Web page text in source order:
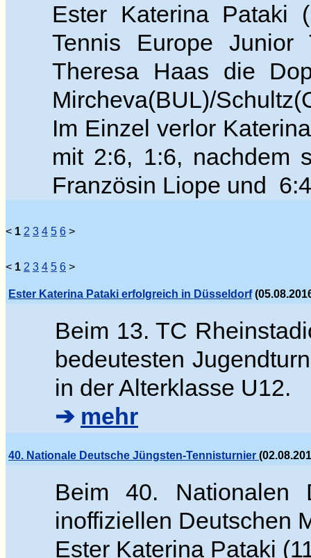
Ester Katerina Pataki
Tennis Europe Junior
Theresa Haas die
Mircheva(BUL)/
Im Einzel verlor
mit 2:6, 1:6, nachdem
Französin Liope und
< 1 2 3 4 5 6 >
< 1 2 3 4 5 6 >
Ester Katerina Pataki erfolgreich in Düsseldorf
Beim 13. TC
bedeutesten
in der Alterklasse U12.
➔ mehr
40. Nationale Deutsche Jüngsten-Tennisturnier
Beim 40. Nationalen
inoffiziellen Deutschen
Ester Katerina Pataki